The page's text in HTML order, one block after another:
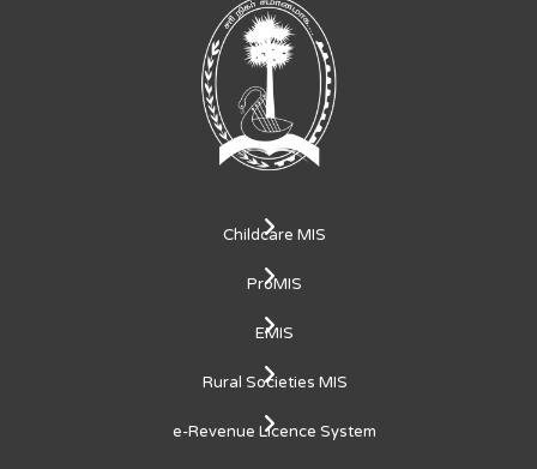
Childcare MIS
ProMIS
EMIS
Rural Societies MIS
e-Revenue Licence System